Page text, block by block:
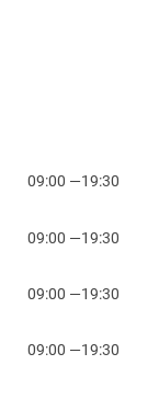
09:00 —19:30
09:00 —19:30
09:00 —19:30
09:00 —19:30